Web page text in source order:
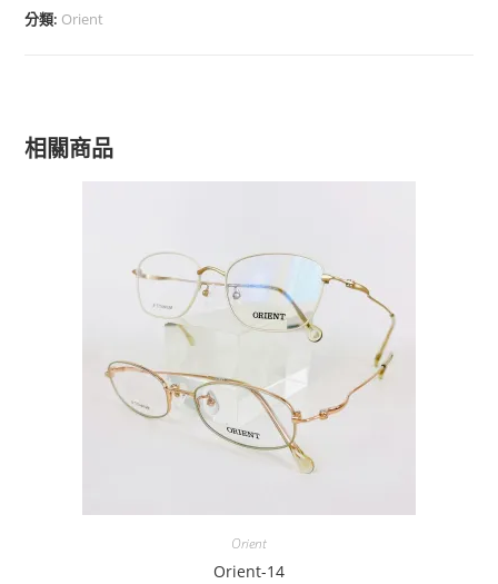
分類: Orient
相關商品
Orient
Orient-14